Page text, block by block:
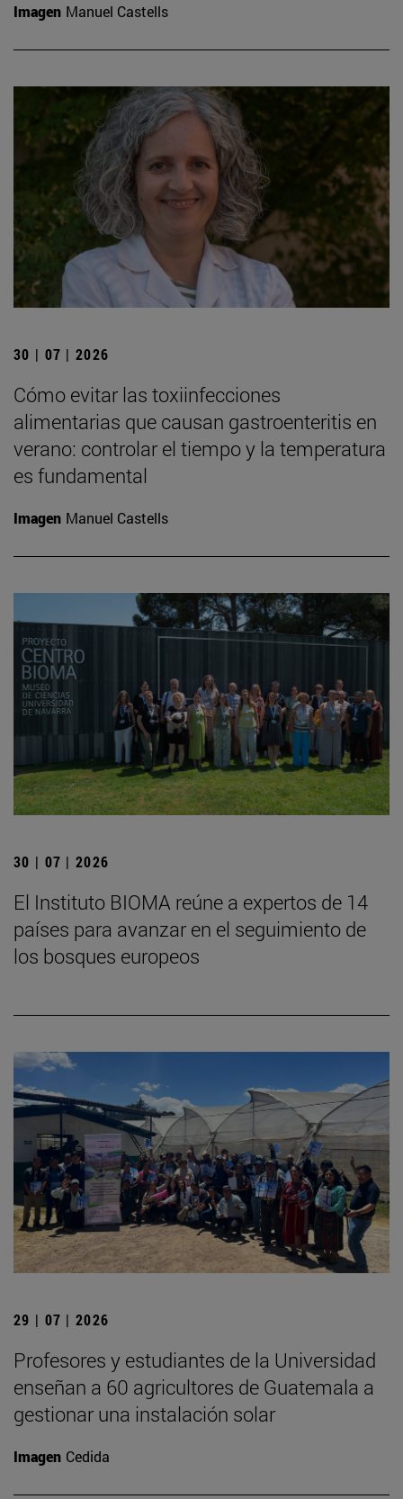
Imagen Manuel Castells
30 | 07 | 2026
Cómo evitar las toxiinfecciones
alimentarias que causan gastroenteritis en
verano: controlar el tiempo y la temperatura
es fundamental
Imagen Manuel Castells
30 | 07 | 2026
El Instituto BIOMA reúne a expertos de 14
países para avanzar en el seguimiento de
los bosques europeos
29 | 07 | 2026
Profesores y estudiantes de la Universidad
enseñan a 60 agricultores de Guatemala a
gestionar una instalación solar
Imagen Cedida